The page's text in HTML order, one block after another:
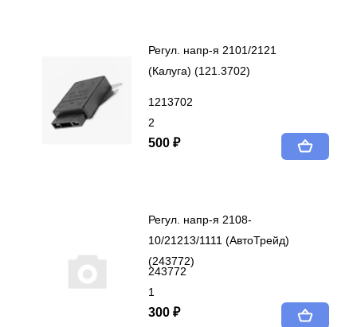
Регул. напр-я 2101/2121
(Калуга) (121.3702)
1213702
2
500 ₽
Регул. напр-я 2108-
10/21213/1111 (АвтоТрейд)
(243772)
243772
1
300 ₽